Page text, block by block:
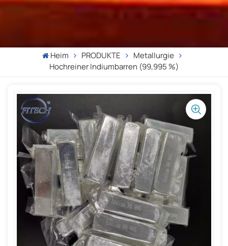
Heim PRODUKTE
Metallurgie
Hochreiner Indiumbarren (99,995 %)